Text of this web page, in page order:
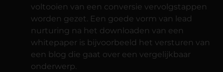
voltooien van een conversie vervolgstappen
worden gezet. Een goede vorm van lead
nurturing na het downloaden van een
whitepaper is bijvoorbeeld het versturen van
een blog die gaat over een vergelijkbaar
onderwerp.